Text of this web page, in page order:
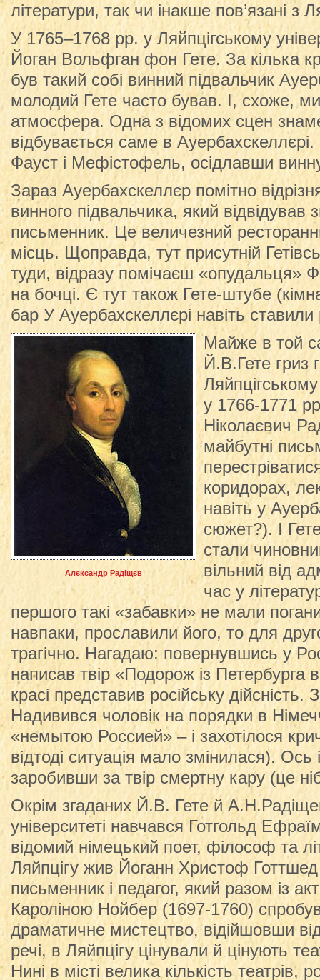
літератури, так чи інакше пов’язані з
У 1765–1768 рр. у Ляйпцігському
Йоган Вольфган фон Гете. За кілька
був такий собі винний підвальчик
молодий Гете часто бував. І, схоже,
атмосфера. Одна з відомих сцен
відбувається саме в Ауербахскеллєрі.
Фауст і Мефістофель, осідлавши
Зараз Ауербахскеллєр помітно
винного підвальчика, який відвідував
письменник. Це величезний
місць. Щоправда, тут присутній
туди, відразу помічаєш «опудальця»
на бочці. Є тут також Гете-штубе
бар У Ауербахскеллєрі навіть
Алєксандр Радіщєв
Майже в той
Й.В.Гете гриз
у 1766-1771
Ніколаєвич
майбутні
коридорах,
навіть у
сюжет?). І
стали
вільний від
час у
першого такі «забавки» не мали
навпаки, прославили його, то для
трагічно. Нагадаю: повернувшись у
написав твір «Подорож із Петербурга
красі представив російську
Надивився чоловік на порядки в
«немытою Россией» – і захотілося
відтоді ситуація мало змінилася). Ось
заробивши за твір смертну кару (це
Окрім згаданих Й.В. Гете й
університеті навчався Готгольд
відомий німецький поет, філософ та
Ляйпцігу жив Йоганн Христоф
письменник і педагог, який разом із
Кароліною Нойбер (1697-1760)
драматичне мистецтво, відійшовши
речі, в Ляйпцігу цінували й цінують
Нині в місті велика кількість театрів,